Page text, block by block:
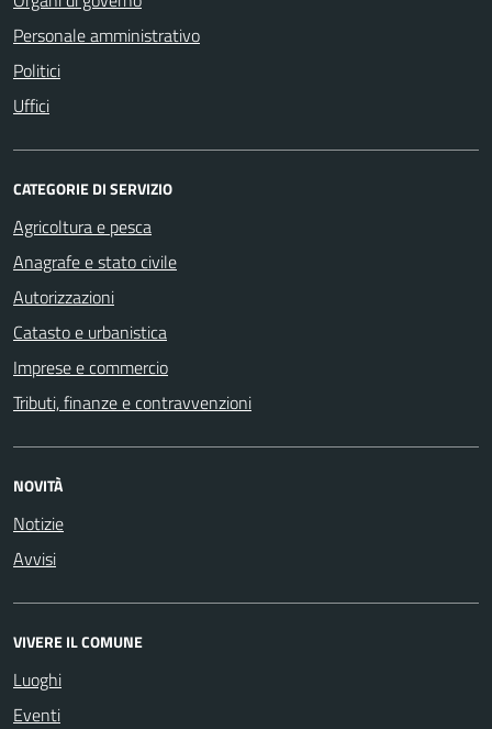
Personale amministrativo
Politici
Uffici
CATEGORIE DI SERVIZIO
Agricoltura e pesca
Anagrafe e stato civile
Autorizzazioni
Catasto e urbanistica
Imprese e commercio
Tributi, finanze e contravvenzioni
NOVITÀ
Notizie
Avvisi
VIVERE IL COMUNE
Luoghi
Eventi